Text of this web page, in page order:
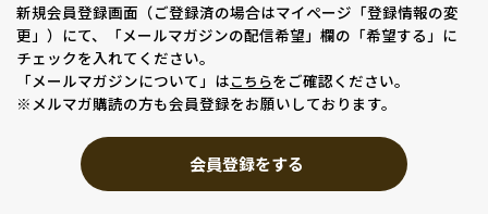
新規会員登録画面（ご登録済の場合はマイページ「登録情報の変
更」）にて、「メールマガジンの配信希望」欄の「希望する」に
チェックを入れてください。
「メールマガジンについて」はこちらをご確認ください。
※メルマガ購読の方も会員登録をお願いしております。
会員登録をする